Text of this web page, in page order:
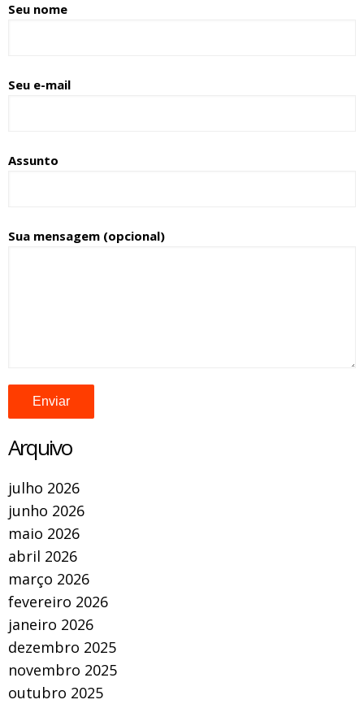
Seu nome
Seu e-mail
Assunto
Sua mensagem (opcional)
Arquivo
julho 2026
junho 2026
maio 2026
abril 2026
março 2026
fevereiro 2026
janeiro 2026
dezembro 2025
novembro 2025
outubro 2025